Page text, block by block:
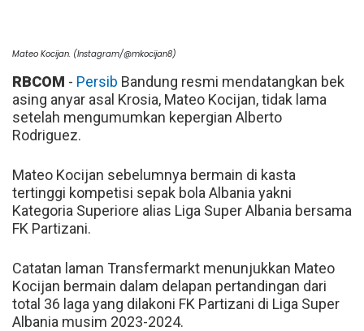
Mateo Kocijan. (Instagram/@mkocijan8)
RBCOM - Persib Bandung resmi mendatangkan bek
asing anyar asal Krosia, Mateo Kocijan, tidak lama
setelah mengumumkan kepergian Alberto
Rodriguez.
Mateo Kocijan sebelumnya bermain di kasta
tertinggi kompetisi sepak bola Albania yakni
Kategoria Superiore alias Liga Super Albania bersama
FK Partizani.
Catatan laman Transfermarkt menunjukkan Mateo
Kocijan bermain dalam delapan pertandingan dari
total 36 laga yang dilakoni FK Partizani di Liga Super
Albania musim 2023-2024.